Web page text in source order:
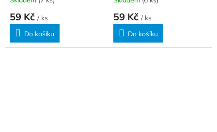
59 Kč / ks
Do košíku
59 Kč / ks
Do košíku